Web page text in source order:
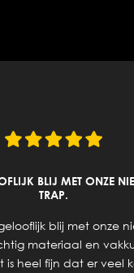
BLIJ MET ONZE
TRAP.
blij met onze
materiaal en
is heel fijn dat er veel